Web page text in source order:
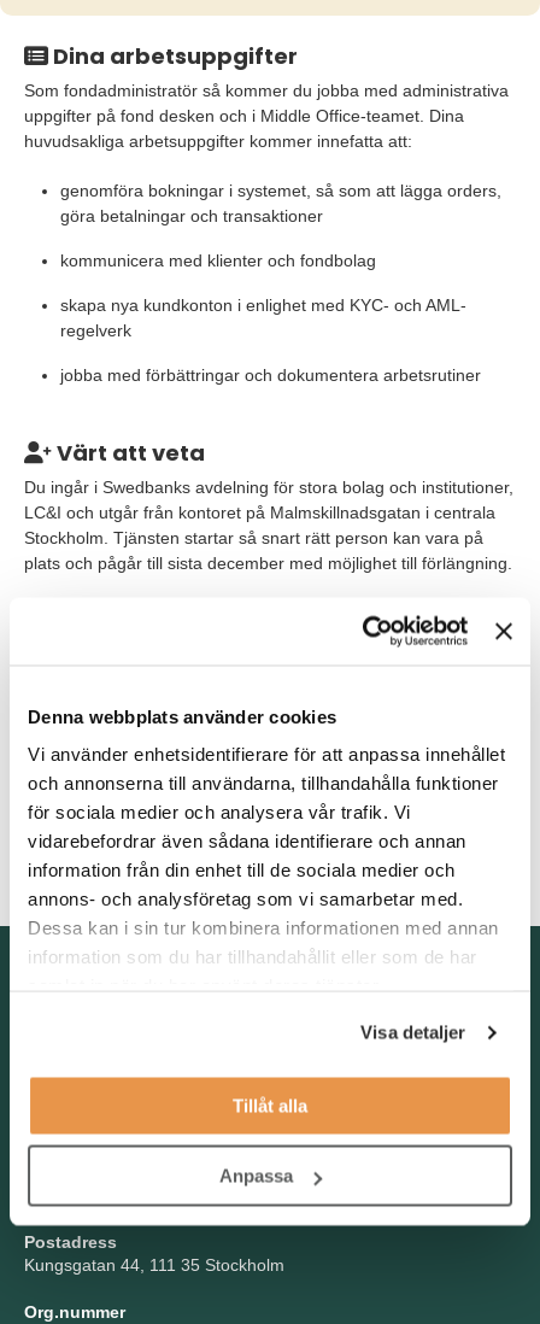
Denna webbplats använder cookies
Vi använder enhetsidentifierare för att anpassa innehållet
och annonserna till användarna, tillhandahålla funktioner
för sociala medier och analysera vår trafik. Vi
vidarebefordrar även sådana identifierare och annan
information från din enhet till de sociala medier och
annons- och analysföretag som vi samarbetar med.
Dessa kan i sin tur kombinera informationen med annan
information som du har tillhandahållit eller som de har
Visa detaljer
Tillåt alla
Anpassa
Dina arbetsuppgifter
Som fondadministratör så kommer du jobba med administrativa
uppgifter på fond desken och i Middle Office-teamet. Dina
huvudsakliga arbetsuppgifter kommer innefatta att:
genomföra bokningar i systemet, så som att lägga orders,
göra betalningar och transaktioner
kommunicera med klienter och fondbolag
skapa nya kundkonton i enlighet med KYC- och AML-
regelverk
jobba med förbättringar och dokumentera arbetsrutiner
Värt att veta
Du ingår i Swedbanks avdelning för stora bolag och institutioner,
LC&I och utgår från kontoret på Malmskillnadsgatan i centrala
Stockholm. Tjänsten startar så snart rätt person kan vara på
plats och pågår till sista december med möjlighet till förlängning.
roll som fondadministratör. Som person är du stresstålig och
dagen när nya uppgifter kommer in.
Det är meriterande med tidigare erfarenhet av
fondadministration eller utbildning inom ekonomi men inget
absolut krav. Du har god förmåga både i svenska och engelska.
Kontakta oss
Postadress
Kungsgatan 44, 111 35 Stockholm
Org.nummer